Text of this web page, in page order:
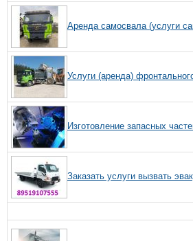
Аренда самосвала (услуги
Услуги (аренда)
Изготовление запасных
Заказать услуги вызвать